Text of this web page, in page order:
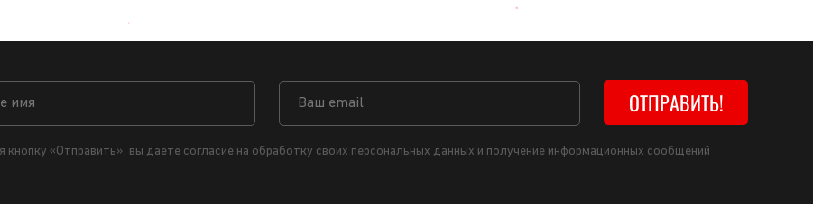
ОТПРАВИТЬ!
кнопку «Отправить», вы даете согласие на обработку своих персональных данных и получение информационных сообщений